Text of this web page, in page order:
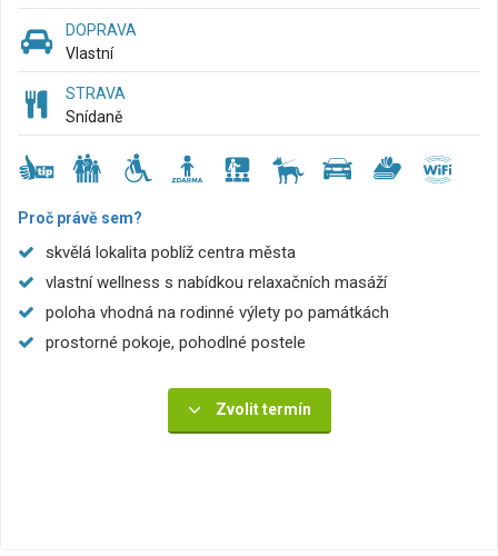
DOPRAVA
Vlastní
STRAVA
Snídaně
Proč právě sem?
skvělá lokalita poblíž centra města
vlastní wellness s nabídkou relaxačních masáží
poloha vhodná na rodinné výlety po památkách
prostorné pokoje, pohodlné postele
Zvolit termín